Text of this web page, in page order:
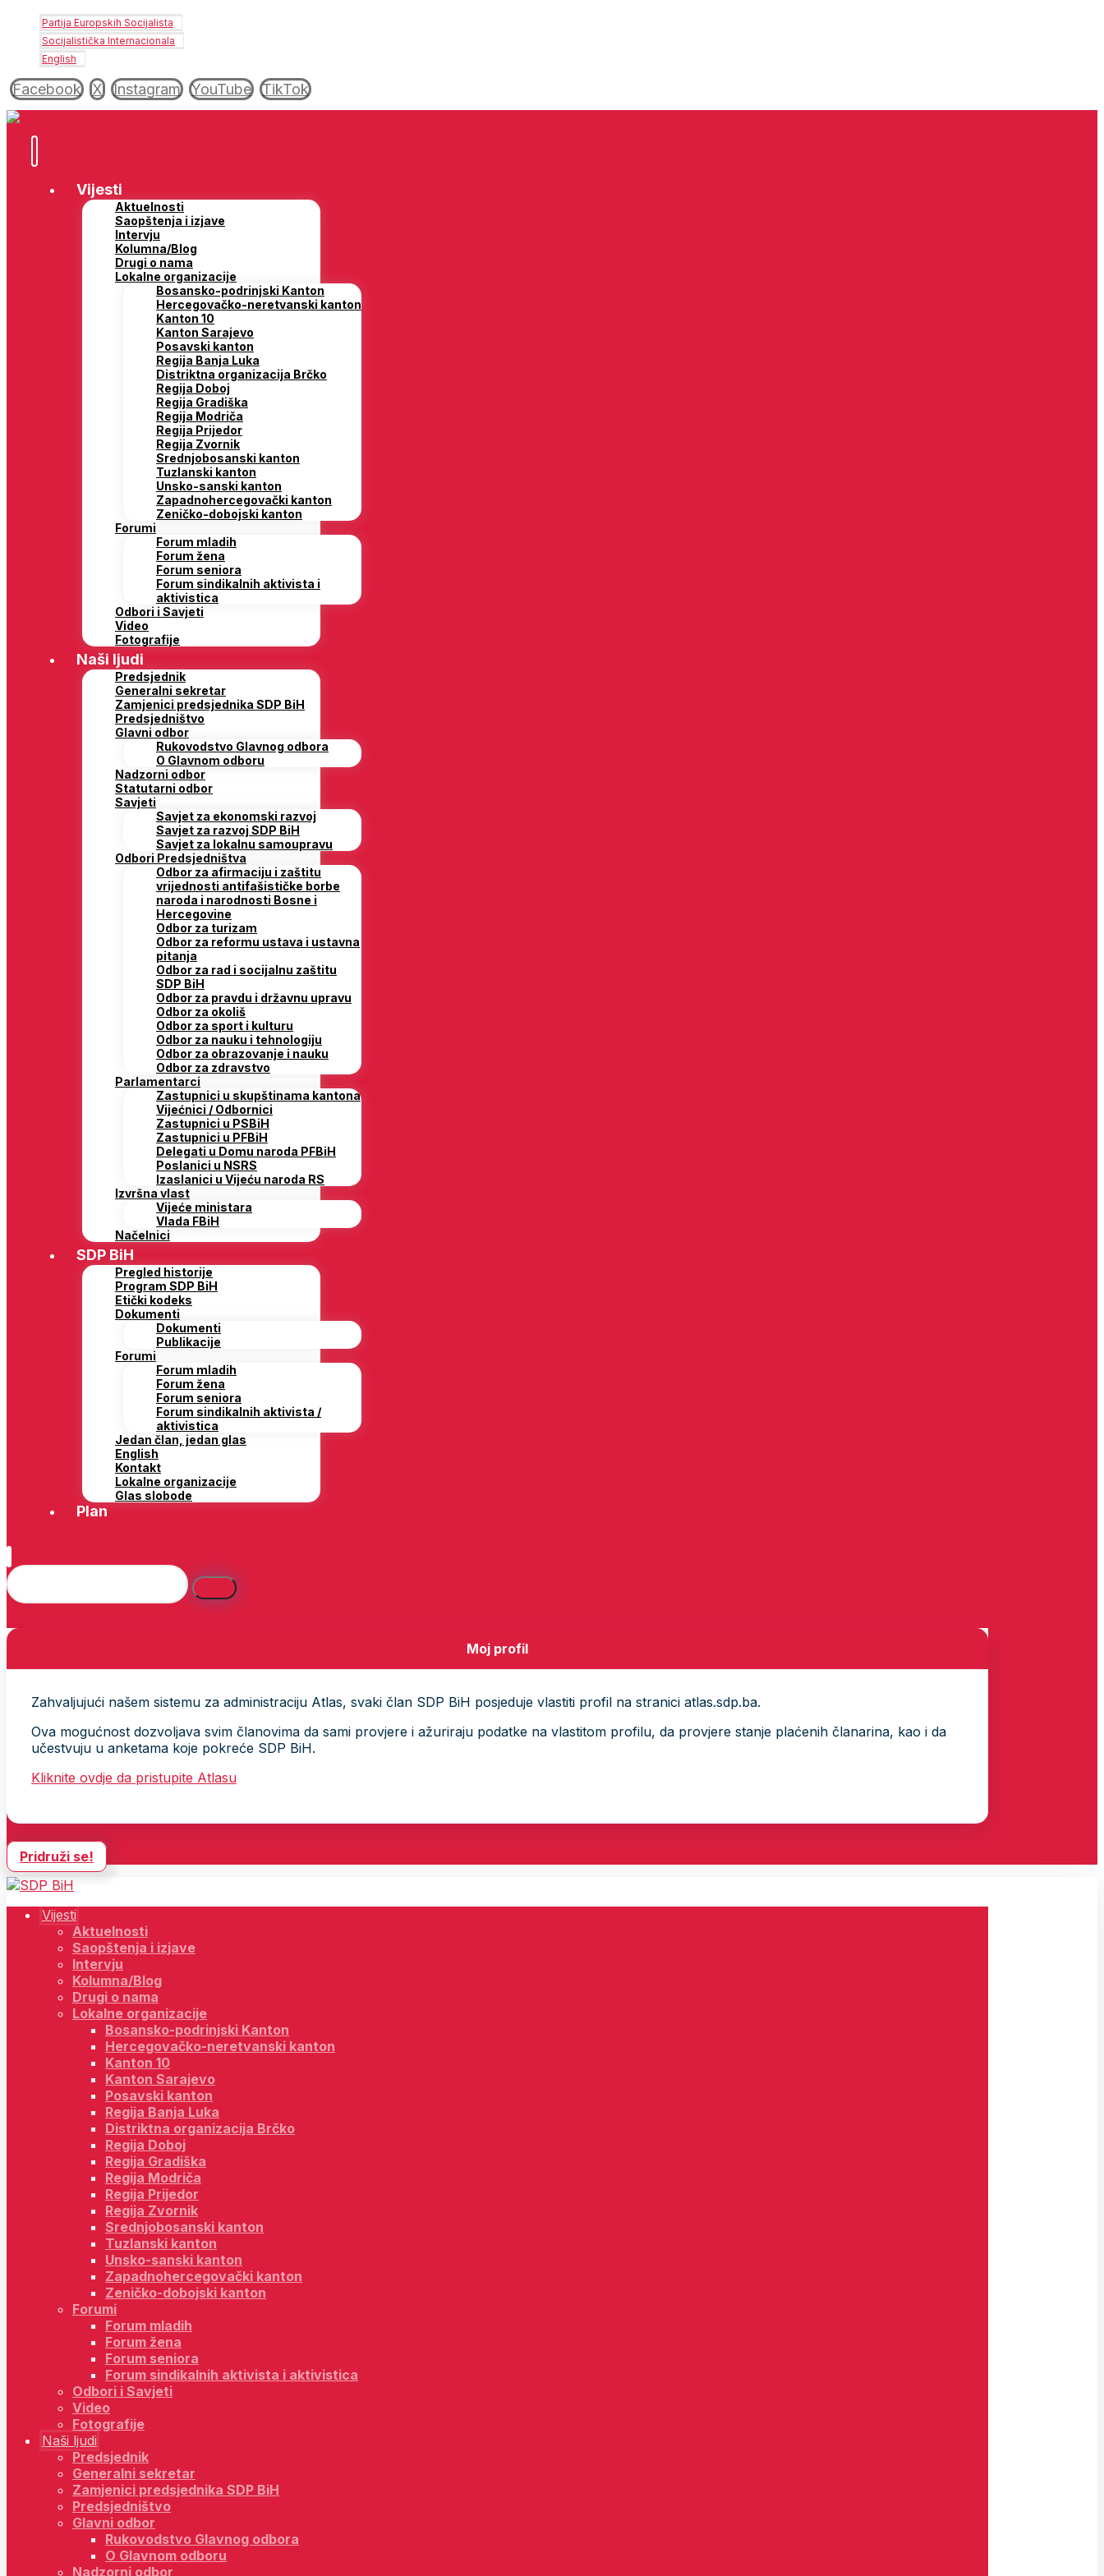
Partija Europskih Socijalista
Socijalistička Internacionala
English
Facebook X Instagram YouTube TikTok
Vijesti
Aktuelnosti
Saopštenja i izjave
Intervju
Kolumna/Blog
Drugi o nama
Lokalne organizacije
Bosansko-podrinjski Kanton
Hercegovačko-neretvanski kanton
Kanton 10
Kanton Sarajevo
Posavski kanton
Regija Banja Luka
Distriktna organizacija Brčko
Regija Doboj
Regija Gradiška
Regija Modriča
Regija Prijedor
Regija Zvornik
Srednjobosanski kanton
Tuzlanski kanton
Unsko-sanski kanton
Zapadnohercegovački kanton
Zeničko-dobojski kanton
Forumi
Forum mladih
Forum žena
Forum seniora
Forum sindikalnih aktivista i
aktivistica
Odbori i Savjeti
Video
Fotografije
Naši ljudi
Predsjednik
Generalni sekretar
Zamjenici predsjednika SDP BiH
Predsjedništvo
Glavni odbor
Rukovodstvo Glavnog odbora
O Glavnom odboru
Nadzorni odbor
Statutarni odbor
Savjeti
Savjet za ekonomski razvoj
Savjet za razvoj SDP BiH
Savjet za lokalnu samoupravu
Odbori Predsjedništva
Odbor za afirmaciju i zaštitu
vrijednosti antifašističke borbe
naroda i narodnosti Bosne i
Hercegovine
Odbor za turizam
Odbor za reformu ustava i ustavna
pitanja
Odbor za rad i socijalnu zaštitu
SDP BiH
Odbor za pravdu i državnu upravu
Odbor za okoliš
Odbor za sport i kulturu
Odbor za nauku i tehnologiju
Odbor za obrazovanje i nauku
Odbor za zdravstvo
Parlamentarci
Zastupnici u skupštinama kantona
Vijećnici / Odbornici
Zastupnici u PSBiH
Zastupnici u PFBiH
Delegati u Domu naroda PFBiH
Poslanici u NSRS
Izaslanici u Vijeću naroda RS
Izvršna vlast
Vijeće ministara
Vlada FBiH
Načelnici
SDP BiH
Pregled historije
Program SDP BiH
Etički kodeks
Dokumenti
Dokumenti
Publikacije
Forumi
Forum mladih
Forum žena
Forum seniora
Forum sindikalnih aktivista /
aktivistica
Jedan član, jedan glas
English
Kontakt
Lokalne organizacije
Glas slobode
Plan
Moj profil
Zahvaljujući našem sistemu za administraciju Atlas, svaki član SDP BiH posjeduje vlastiti profil na stranici atlas.sdp.ba.
Ova mogućnost dozvoljava svim članovima da sami provjere i ažuriraju podatke na vlastitom profilu, da provjere stanje plaćenih članarina, kao i da
učestvuju u anketama koje pokreće SDP BiH.
Kliknite ovdje da pristupite Atlasu
Pridruži se!
Vijesti
Aktuelnosti
Saopštenja i izjave
Intervju
Kolumna/Blog
Drugi o nama
Lokalne organizacije
Bosansko-podrinjski Kanton
Hercegovačko-neretvanski kanton
Kanton 10
Kanton Sarajevo
Posavski kanton
Regija Banja Luka
Distriktna organizacija Brčko
Regija Doboj
Regija Gradiška
Regija Modriča
Regija Prijedor
Regija Zvornik
Srednjobosanski kanton
Tuzlanski kanton
Unsko-sanski kanton
Zapadnohercegovački kanton
Zeničko-dobojski kanton
Forumi
Forum mladih
Forum žena
Forum seniora
Forum sindikalnih aktivista i aktivistica
Odbori i Savjeti
Video
Fotografije
Naši ljudi
Predsjednik
Generalni sekretar
Zamjenici predsjednika SDP BiH
Predsjedništvo
Glavni odbor
Rukovodstvo Glavnog odbora
O Glavnom odboru
Nadzorni odbor